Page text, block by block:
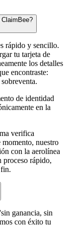
rápido y sencillo.
tu tarjeta de
los detalles
encontraste:
de identidad
en la
verifica
nuestro
con la aerolínea
proceso rápido,
ganancia, sin
con éxito tu